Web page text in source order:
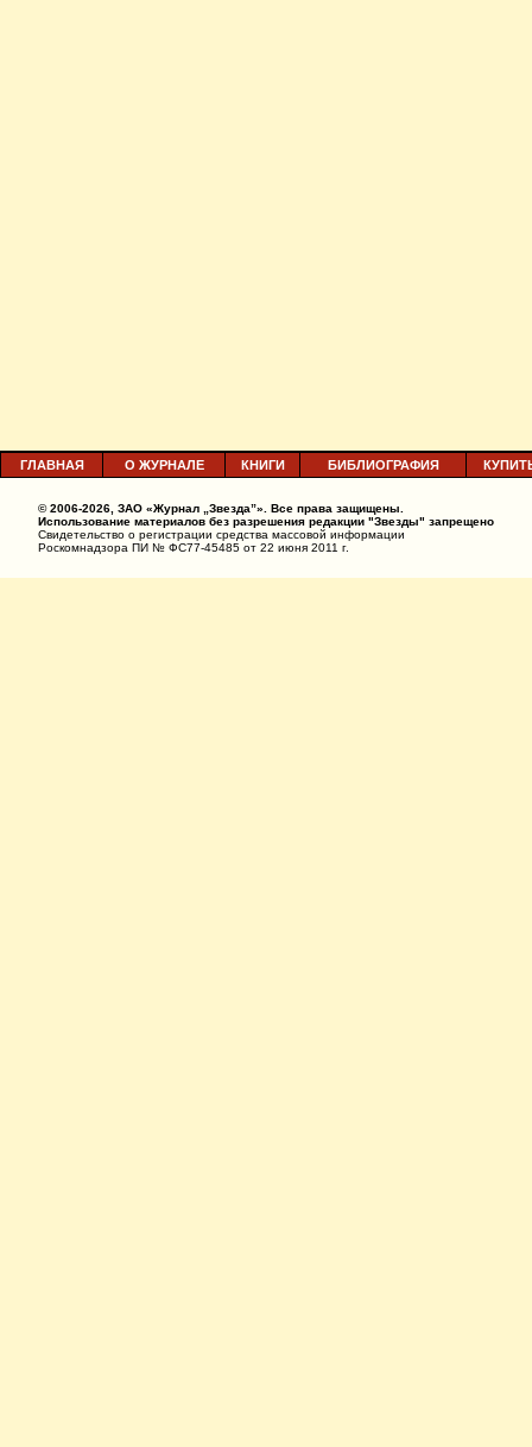
ГЛАВНАЯ О ЖУРНАЛЕ КНИГИ БИБЛИОГРАФИЯ
© 2006-2026, ЗАО «Журнал „Звезда”». Все права защищены.
Использование материалов без разрешения редакции "Звезды" запрещено
Свидетельство о регистрации средства массовой информации
Роскомнадзора ПИ № ФС77-45485 от 22 июня 2011 г.